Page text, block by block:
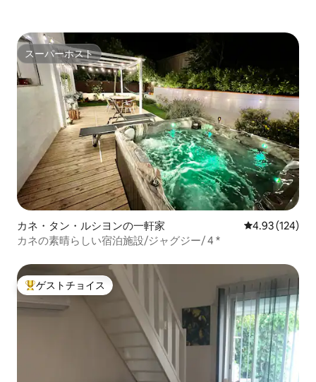
スーパーホスト
スーパーホスト
カネ・タン・ルシヨンの一軒家 レビュー124
4.93 (124)
カネの素晴らしい宿泊施設/ジャグジー/ 4 *
大好評のゲストチョイスです。
ゲストチョイス